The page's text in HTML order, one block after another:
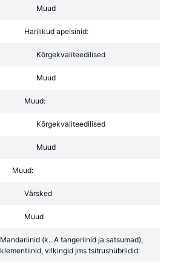
Muud
Harilikud apelsinid:
Kõrgekvaliteedilised
Muud
Muud:
Kõrgekvaliteedilised
Muud
Muud:
Värsked
Muud
Mandariinid (k.. A tangeriinid ja satsumad);
klementiinid, vilkingid jms tsitrushübriidid: